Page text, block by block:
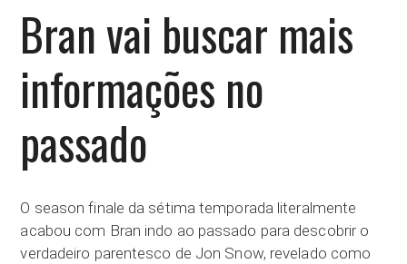
Bran vai buscar mais
informações no
passado
O season finale da sétima temporada literalmente
acabou com Bran indo ao passado para descobrir o
verdadeiro parentesco de Jon Snow, revelado como